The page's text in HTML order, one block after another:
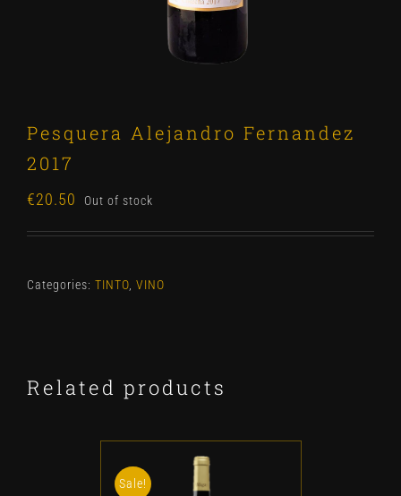
Pesquera Alejandro Fernandez
2017
€20.50 Out of stock
Categories: TINTO VINO
Related products
Sale!